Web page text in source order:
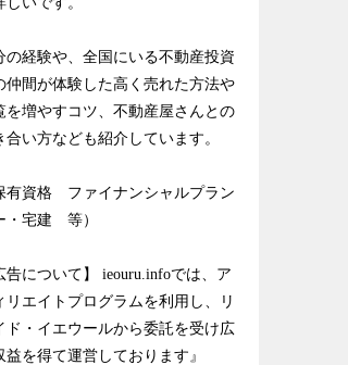
の経験や、全国にいる不動産投資
仲間が体験した高く売れた方法や
を増やすコツ、不動産屋さんとの
合い方なども紹介しています。
有資格 ファイナンシャルプラン
・宅建 等）
告について】 ieouru.infoでは、ア
リエイトプログラムを利用し、リ
ド・イエウールから委託を受け広
益を得て運営しております』